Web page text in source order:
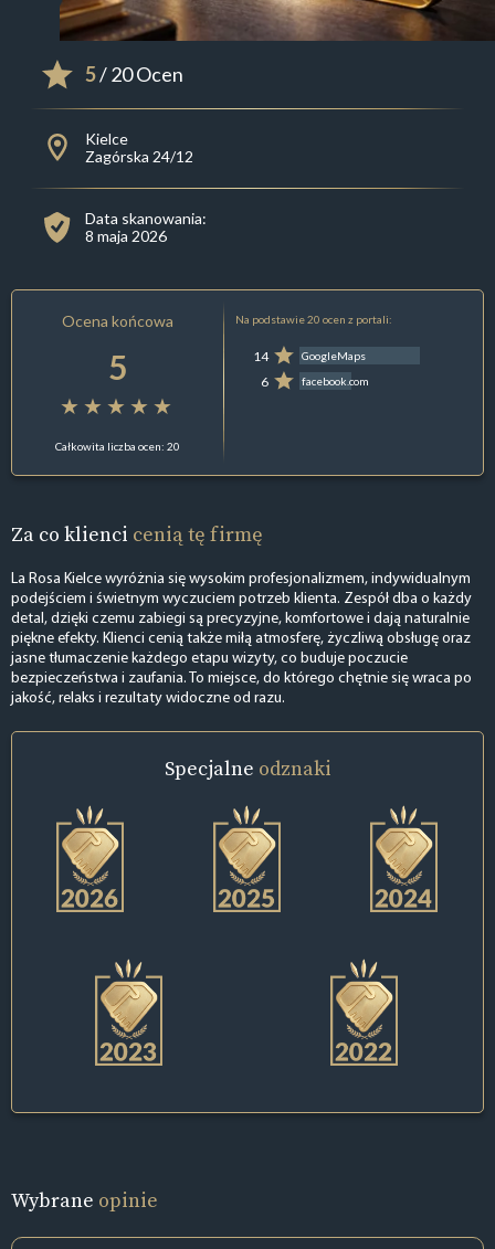
5/ 20 Ocen
Kielce
Zagórska 24/12
Data skanowania:
8 maja 2026
Ocena końcowa
5
Całkowita liczba ocen: 20
Na podstawie 20 ocen z portali:
14 GoogleMaps
6 facebook.com
Za co klienci cenią tę firmę
La Rosa Kielce wyróżnia się wysokim profesjonalizmem, indywidualnym
podejściem i świetnym wyczuciem potrzeb klienta. Zespół dba o każdy
detal, dzięki czemu zabiegi są precyzyjne, komfortowe i dają naturalnie
piękne efekty. Klienci cenią także miłą atmosferę, życzliwą obsługę oraz
jasne tłumaczenie każdego etapu wizyty, co buduje poczucie
bezpieczeństwa i zaufania. To miejsce, do którego chętnie się wraca po
jakość, relaks i rezultaty widoczne od razu.
Specjalne odznaki
Wybrane opinie